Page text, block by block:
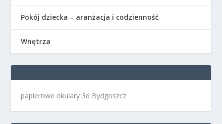
Pokój dziecka – aranżacja i codzienność
Wnętrza
papierowe okulary 3d Bydgoszcz